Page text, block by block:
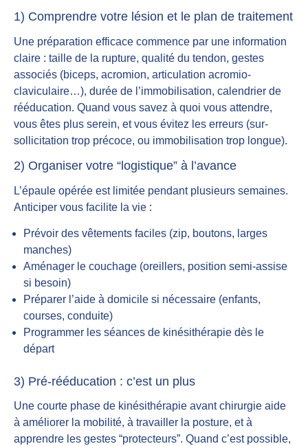
1) Comprendre votre lésion et le plan de traitement
Une préparation efficace commence par une information
claire : taille de la rupture, qualité du tendon, gestes
associés (biceps, acromion, articulation acromio-
claviculaire…), durée de l’immobilisation, calendrier de
rééducation. Quand vous savez à quoi vous attendre,
vous êtes plus serein, et vous évitez les erreurs (sur-
sollicitation trop précoce, ou immobilisation trop longue).
2) Organiser votre “logistique” à l’avance
L’épaule opérée est limitée pendant plusieurs semaines.
Anticiper vous facilite la vie :
Prévoir des vêtements faciles (zip, boutons, larges
manches)
Aménager le couchage (oreillers, position semi-assise
si besoin)
Préparer l’aide à domicile si nécessaire (enfants,
courses, conduite)
Programmer les séances de kinésithérapie dès le
départ
3) Pré-rééducation : c’est un plus
Une courte phase de kinésithérapie avant chirurgie aide
à améliorer la mobilité, à travailler la posture, et à
apprendre les gestes “protecteurs”. Quand c’est possible,